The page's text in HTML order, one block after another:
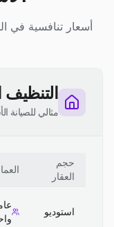
أسعار تنافسية في
التنظيف
مثالي للصيانة
حجم
العقار
استوديو